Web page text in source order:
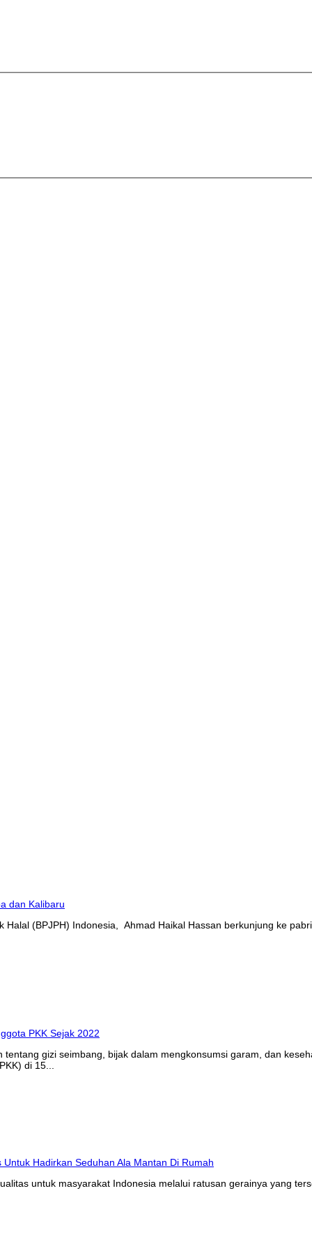
(BPJPH) Indonesia, Ahmad Haikal Hassan berkunjung ke
gizi seimbang, bijak dalam mengkonsumsi garam, dan
di 15...
untuk masyarakat Indonesia melalui ratusan gerainya yang